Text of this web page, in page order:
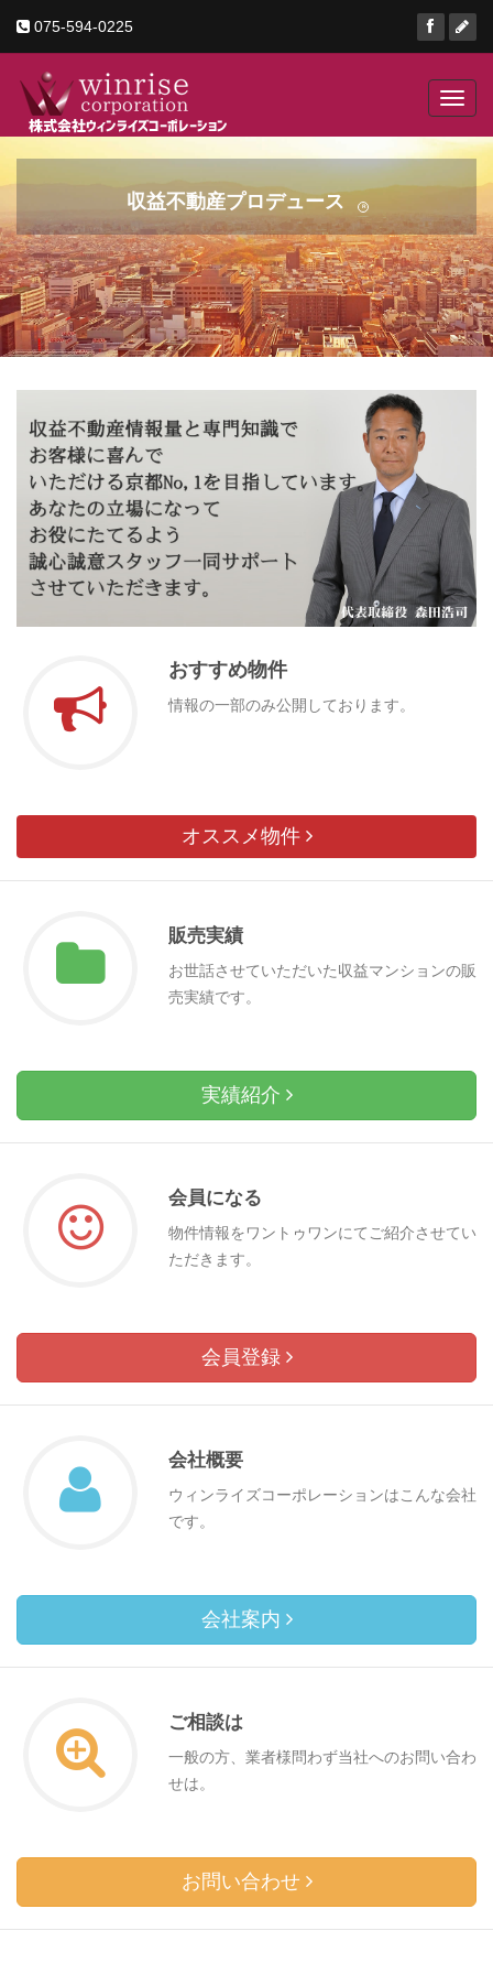
075-594-0225
収益不動産プロデュース R
京町家・ビル・店舗
ゲストハウス・土地
工場・倉庫などあらゆる事業用不動産
収益不動産・事業用不動産の事
ならお任せください
おすすめ物件
情報の一部のみ公開しております。
オススメ物件
販売実績
お世話させていただいた収益マンションの販
売実績です。
実績紹介
会員になる
物件情報をワントゥワンにてご紹介させてい
ただきます。
会員登録
会社概要
ウィンライズコーポレーションはこんな会社
です。
会社案内
ご相談は
一般の方、業者様問わず当社へのお問い合わ
せは。
お問い合わせ